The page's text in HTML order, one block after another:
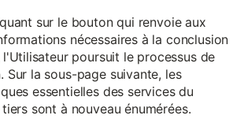
sur le bouton qui renvoie aux
nécessaires à la conclusion
poursuit le processus de
Sur la sous-page suivante, les
essentielles des services du
sont à nouveau énumérées.